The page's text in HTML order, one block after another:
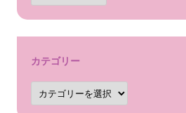
カ
カテゴリー
カ
テ
ゴ